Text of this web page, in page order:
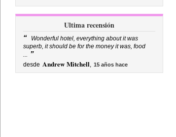
Ultima recensión
“
Wonderful hotel, everything about it was
superb, it should be for the money it was, food
... ”
desde Andrew Mitchell, 15 años hace